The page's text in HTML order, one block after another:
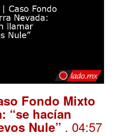
Fondo Mixto
“se hacían
Nule” . 04:57